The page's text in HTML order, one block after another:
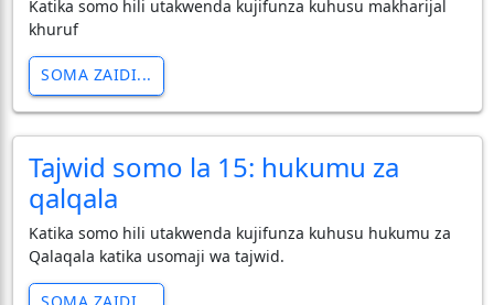
Katika somo hili utakwenda kujifunza kuhusu makharijal
khuruf
SOMA ZAIDI...
Tajwid somo la 15: hukumu za
qalqala
Katika somo hili utakwenda kujifunza kuhusu hukumu za
Qalaqala katika usomaji wa tajwid.